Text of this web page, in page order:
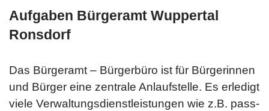
Aufgaben Bürgeramt Wuppertal
Ronsdorf
Das Bürgeramt – Bürgerbüro ist für Bürgerinnen
und Bürger eine zentrale Anlaufstelle. Es erledigt
viele Verwaltungsdienstleistungen wie z.B. pass-